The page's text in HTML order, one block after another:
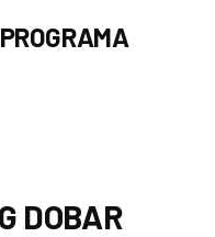
DOBAR